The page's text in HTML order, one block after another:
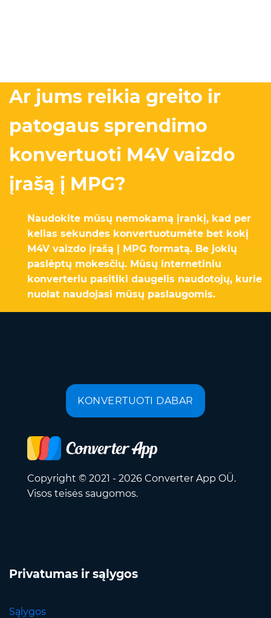
Ar jums reikia greito ir
patogaus sprendimo
konvertuoti M4V vaizdo
įrašą į MPG?
Naudokite mūsų nemokamą įrankį, kad per
kelias sekundes konvertuotumėte bet kokį
M4V vaizdo įrašą į MPG formatą. Be jokių
paslėptų mokesčių. Mūsų internetiniu
konverteriu pasitiki daugelis naudotojų, kurie
nuolat naudojasi mūsų paslaugomis.
KONVERTUOTI DABAR
Copyright © 2021 - 2026 Converter App OÜ.
Visos teisės saugomos.
Privatumas ir sąlygos
Sąlygos